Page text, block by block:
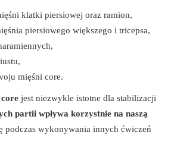
klatki piersiowej oraz ramion,
piersiowego większego i tricepsa,
mięśni core.
jest niezwykle istotne dla stabilizacji
partii wpływa korzystnie na naszą
podczas wykonywania innych ćwiczeń